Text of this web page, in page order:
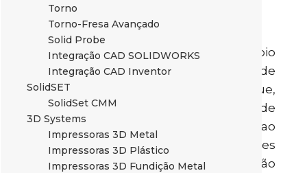
O objetivo é conseguirmos com o apoio
de todos uma produção em grande
escala, recorrendo a materiais que,
sendo de fácil disponibilidade de
fornecimento, também possam ir ao
encontro dos requisitos e necessidades
dos profissionais de saúde que a irão
Torno
Torno-Fresa Avançado
Solid Probe
Integração CAD SOLIDWORKS
Integração CAD Inventor
SolidSET
SolidSet CMM
3D Systems
Impressoras 3D Metal
Impressoras 3D Plástico
Impressoras 3D Fundição Metal